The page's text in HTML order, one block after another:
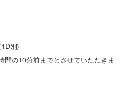
別)
間の10分前までとさせていただきま